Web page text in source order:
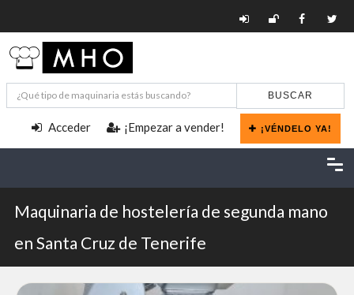
BUSCAR
Acceder ¡Empezar a vender! ¡VÉNDELO YA!
Maquinaria de hostelería de segunda mano
en Santa Cruz de Tenerife